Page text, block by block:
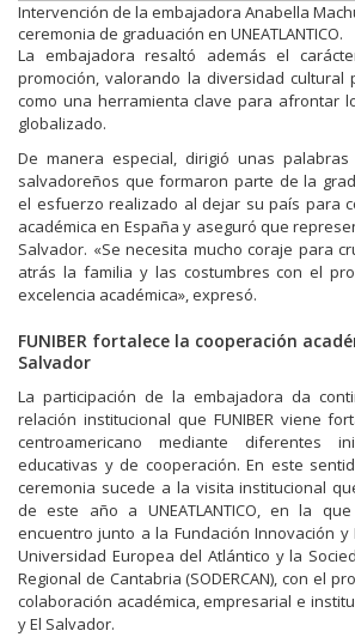
Intervención de la embajadora Anabella
ceremonia de graduación en UNEATLANTICO.
La embajadora resaltó además el
promoción, valorando la diversidad cultural
como una herramienta clave para afrontar
globalizado.
De manera especial, dirigió unas
salvadoreños que formaron parte de la
el esfuerzo realizado al dejar su país para
académica en España y aseguró que
Salvador. «Se necesita mucho coraje para
atrás la familia y las costumbres con el
excelencia académica», expresó.
FUNIBER fortalece la cooperación
Salvador
La participación de la embajadora da
relación institucional que FUNIBER viene
centroamericano mediante diferentes
educativas y de cooperación. En este
ceremonia sucede a la visita institucional
de este año a UNEATLANTICO, en la que
encuentro junto a la Fundación Innovación y
Universidad Europea del Atlántico y la
Regional de Cantabria (SODERCAN), con el
colaboración académica, empresarial e
y El Salvador.